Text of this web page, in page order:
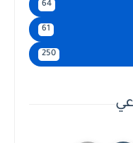
64
61
250